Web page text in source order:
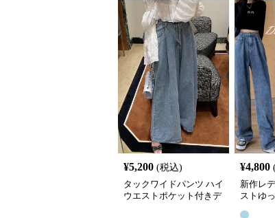
¥5,200 (税込)
タックワイドパンツ ハイ
ウエストポケット付きデ
¥4,800
新作レ
ストゆ